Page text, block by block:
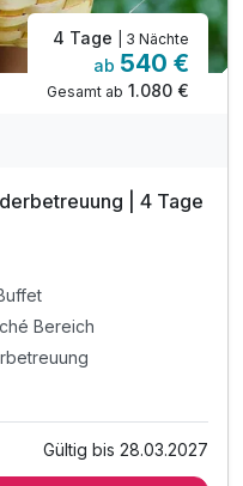
4 Tage | 3 Nächte
ab 540 €
Gesamt ab 1.080 €
| 4 Tage
Bereich
Gültig bis 28.03.2027